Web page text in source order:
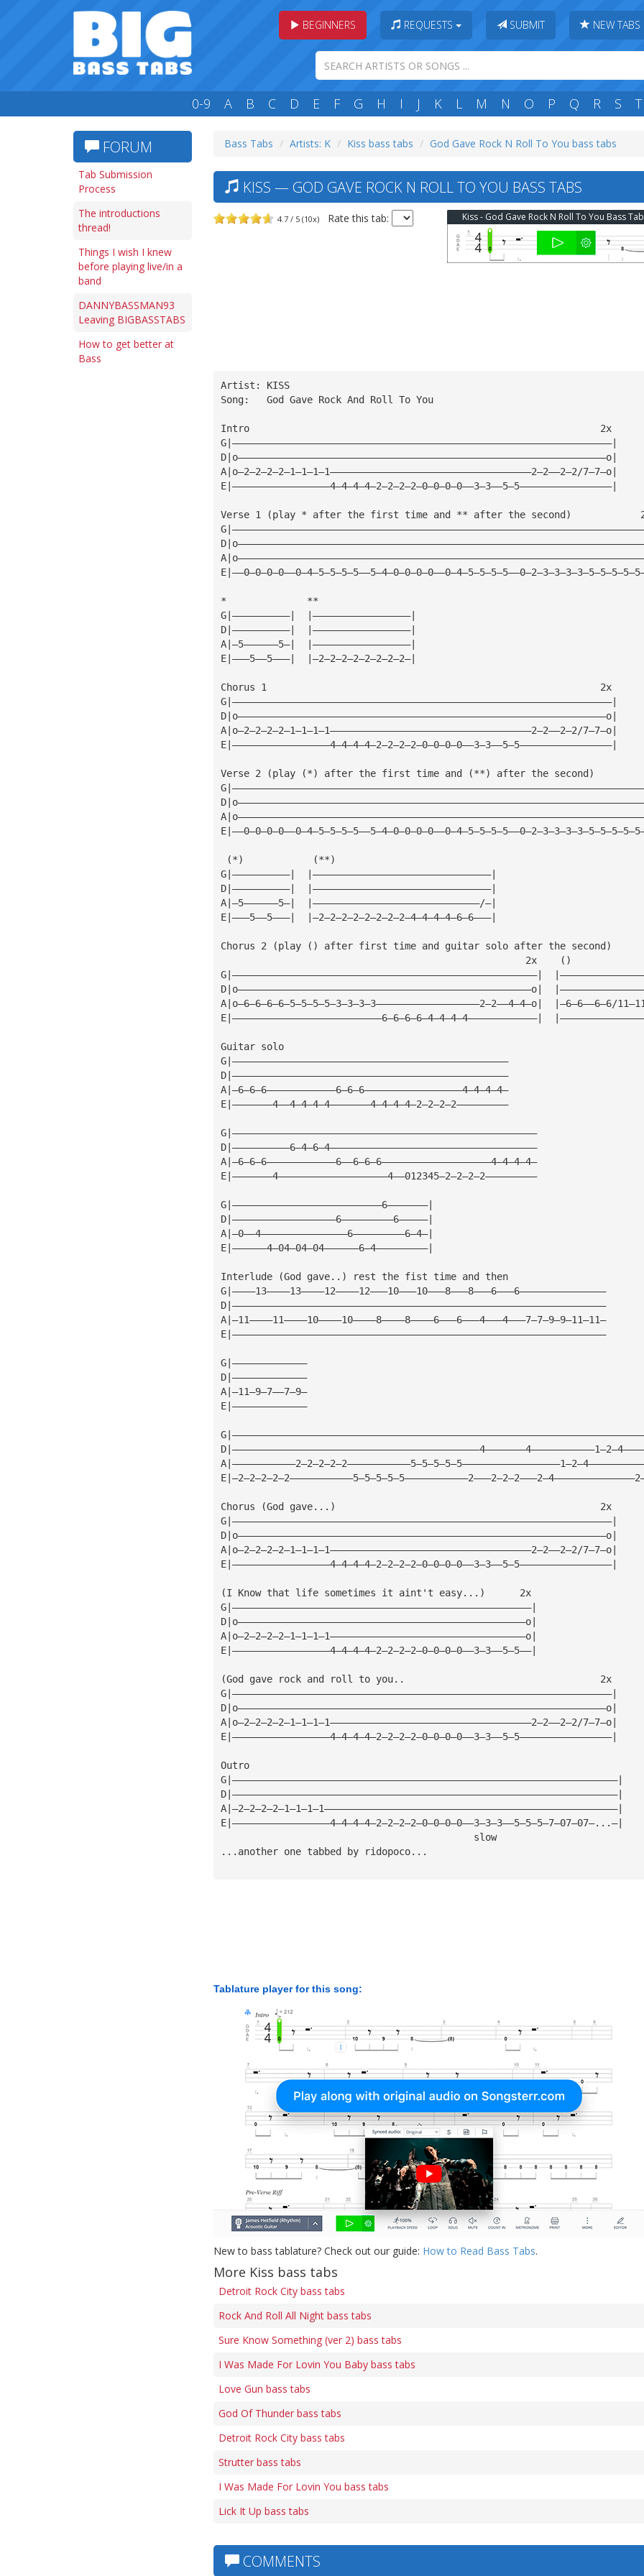
BEGINNERS REQUESTS SUBMIT NEW TABS
0-9 A B C D E F G H I J K L M N O P Q R S T
FORUM
Tab Submission
Process
The introductions
thread!
Things I wish I knew
before playing live/in a
band
DANNYBASSMAN93
Leaving BIGBASSTABS
How to get better at
Bass
Bass Tabs Artists: K Kiss bass tabs God Gave Rock N Roll To You bass tabs
KISS — GOD GAVE ROCK N ROLL TO YOU BASS TABS
4.7 / 5 (10x) Rate this tab: Kiss - God Gave Rock N Roll To You Bass Tab
Artist: KISS
Song:   God Gave Rock And Roll To You
Intro                                                             2x
G|——————————————————————————————————————————————————————————————————|
D|o————————————————————————————————————————————————————————————————o|
A|o—2—2—2—2—1—1—1—1———————————————————————————————————2—2——2—2/7—7—o|
E|—————————————————4—4—4—4—2—2—2—2—0—0—0—0——3—3——5—5————————————————|
Verse 1 (play * after the first time and ** after the second)
*              **
G|——————————|  |—————————————————|
D|——————————|  |—————————————————|
A|—5——————5—|  |—————————————————|
E|———5——5———|  |—2—2—2—2—2—2—2—2—|
Chorus 1                                                          2x
G|——————————————————————————————————————————————————————————————————|
D|o————————————————————————————————————————————————————————————————o|
A|o—2—2—2—2—1—1—1—1———————————————————————————————————2—2——2—2/7—7—o|
E|—————————————————4—4—4—4—2—2—2—2—0—0—0—0——3—3——5—5————————————————|
Verse 2 (play (*) after the first time and (**) after the second)
(*)            (**)
G|——————————|  |———————————————————————————————|
D|——————————|  |———————————————————————————————|
A|—5——————5—|  |—————————————————————————————/—|
E|———5——5———|  |—2—2—2—2—2—2—2—2—4—4—4—4—6—6———|
Chorus 2 (play () after first time and guitar solo after the second)
                                                     2x    ()
G|—————————————————————————————————————————————————————|
D|o———————————————————————————————————————————————————o|
A|o—6—6—6—6—5—5—5—5—3—3—3—3——————————————————2—2——4—4—o|  |—6—6——6—6/
E|——————————————————————————6—6—6—6—4—4—4—4————————————|
Guitar solo
G|————————————————————————————————————————————————
D|————————————————————————————————————————————————
A|—6—6—6————————————6—6—6—————————————————4—4—4—4—
E|———————4——4—4—4—4———————4—4—4—4—2—2—2—2—————————
G|—————————————————————————————————————————————————————
D|——————————6—4—6—4————————————————————————————————————
A|—6—6—6————————————6——6—6—6———————————————————4—4—4—4—
E|———————4———————————————————4——012345—2—2—2—2—————————
G|——————————————————————————6———————|
D|——————————————————6—————————6—————|
A|—0——4———————————————6—————————6—4—|
E|——————4—04—04—04——————6—4—————————|
Interlude (God gave..) rest the fist time and then
G|————13————13————12————12———10———10———8———8———6———6———————————————
D|—————————————————————————————————————————————————————————————————
A|—11————11————10————10————8————8————6———6———4———4———7—7—9—9—11—11—
E|—————————————————————————————————————————————————————————————————
G|—————————————
D|—————————————
A|—11—9—7——7—9—
E|—————————————
Chorus (God gave...)                                              2x
G|——————————————————————————————————————————————————————————————————|
D|o————————————————————————————————————————————————————————————————o|
A|o—2—2—2—2—1—1—1—1———————————————————————————————————2—2——2—2/7—7—o|
E|—————————————————4—4—4—4—2—2—2—2—0—0—0—0——3—3——5—5————————————————|
(I Know that life sometimes it aint't easy...)      2x
G|————————————————————————————————————————————————————|
D|o——————————————————————————————————————————————————o|
A|o—2—2—2—2—1—1—1—1——————————————————————————————————o|
E|—————————————————4—4—4—4—2—2—2—2—0—0—0—0——3—3——5—5——|
(God gave rock and roll to you..                                  2x
G|——————————————————————————————————————————————————————————————————|
D|o————————————————————————————————————————————————————————————————o|
A|o—2—2—2—2—1—1—1—1———————————————————————————————————2—2——2—2/7—7—o|
E|—————————————————4—4—4—4—2—2—2—2—0—0—0—0——3—3——5—5————————————————|
Outro
G|———————————————————————————————————————————————————————————————————|
D|———————————————————————————————————————————————————————————————————|
A|—2—2—2—2—1—1—1—1———————————————————————————————————————————————————|
E|—————————————————4—4—4—4—2—2—2—2—0—0—0—0——3—3—3——5—5—5—7—07—07—...—|
                                            slow
...another one tabbed by ridopoco...
Tablature player for this song:
New to bass tablature? Check out our guide: How to Read Bass Tabs.
More Kiss bass tabs
Detroit Rock City bass tabs
Rock And Roll All Night bass tabs
Sure Know Something (ver 2) bass tabs
I Was Made For Lovin You Baby bass tabs
Love Gun bass tabs
God Of Thunder bass tabs
Detroit Rock City bass tabs
Strutter bass tabs
I Was Made For Lovin You bass tabs
Lick It Up bass tabs
COMMENTS